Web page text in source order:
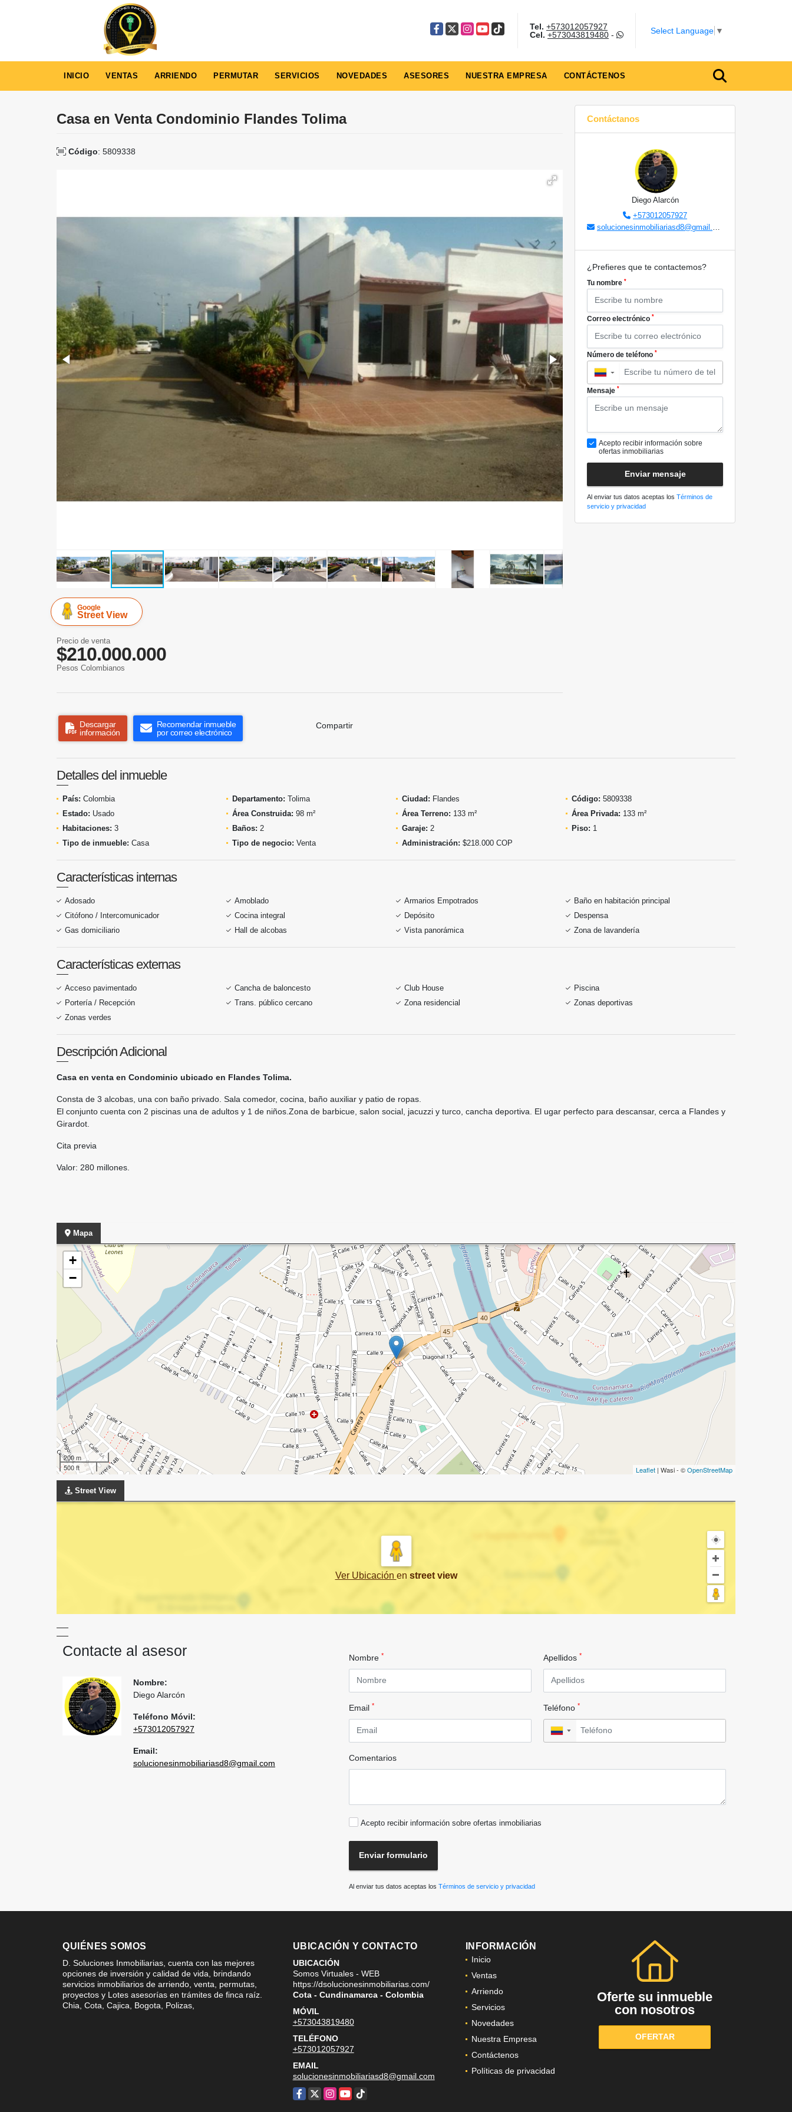
Facebook
X Instagram
YouTube
TikTok Tel. +573012057927
Cel. +573043819480- Select Language ▼
INICIO VENTAS ARRIENDO PERMUTAR SERVICIOS NOVEDADES ASESORES NUESTRA EMPRESA CONTÁCTENOS
Casa en Venta Condominio Flandes Tolima
Código: 5809338
Google
Street View
Precio de venta
$210.000.000
Pesos Colombianos
Descargar
información
Recomendar inmueble
por correo electrónico
Compartir
Contáctanos
Diego Alarcón
+573012057927
solucionesinmobiliariasd8@gmail.com
¿Prefieres que te contactemos?
Tu nombre *
Correo electrónico *
Número de teléfono *
▼
Mensaje *
Acepto recibir información sobre
ofertas inmobiliarias
Enviar mensaje
Al enviar tus datos aceptas los Términos de
servicio y privacidad
Detalles del inmueble
País: Colombia Departamento: Tolima Ciudad: Flandes Código: 5809338
Estado: Usado Área Construida: 98 m² Área Terreno: 133 m² Área Privada: 133 m²
Habitaciones: 3 Baños: 2 Garaje: 2 Piso: 1
Tipo de inmueble: Casa Tipo de negocio: Venta Administración: $218.000 COP
Características internas
Adosado Amoblado Armarios Empotrados
Baño en habitación principal
Citófono / Intercomunicador
Cocina integral Depósito
Despensa
Gas domiciliario
Hall de alcobas Vista panorámica Zona de lavandería
Características externas
Acceso pavimentado Cancha de baloncesto Club House
Piscina
Portería / Recepción
Trans. público cercano Zona residencial
Zonas deportivas
Zonas verdes
Descripción Adicional
Casa en venta en Condominio ubicado en Flandes Tolima.
Consta de 3 alcobas, una con baño privado. Sala comedor, cocina, baño auxiliar y patio de ropas.
El conjunto cuenta con 2 piscinas una de adultos y 1 de niños.Zona de barbicue, salon social, jacuzzi y turco, cancha deportiva. El ugar perfecto para descansar, cerca a Flandes y
Girardot.
Cita previa
Valor: 280 millones.
Mapa
+
−
200 m
500 ft
Leaflet | Wasi - ©OpenStreetMap
Street View
Ver Ubicación en street view
Contacte al asesor
Nombre:
Diego Alarcón
Teléfono Móvil:
+573012057927
Email:
solucionesinmobiliariasd8@gmail.com
Nombre * Apellidos *
Email * Teléfono *
▼
Comentarios
Acepto recibir información sobre ofertas inmobiliarias
Enviar formulario
Al enviar tus datos aceptas los Términos de servicio y privacidad
QUIÉNES SOMOS
D. Soluciones Inmobiliarias, cuenta con las mejores
opciones de inversión y calidad de vida, brindando
servicios inmobiliarios de arriendo, venta, permutas,
proyectos y Lotes asesorías en trámites de finca raíz.
Chia, Cota, Cajica, Bogota, Polizas,
UBICACIÓN Y CONTACTO
UBICACIÓN
Somos Virtuales - WEB
https://dsolucionesinmobiliarias.com/
Cota - Cundinamarca - Colombia
MÓVIL
+573043819480
TELÉFONO
+573012057927
EMAIL
solucionesinmobiliariasd8@gmail.com
Facebook
X Instagram
YouTube
TikTok
INFORMACIÓN
Inicio
Ventas
Arriendo
Servicios
Novedades
Nuestra Empresa
Contáctenos
Políticas de privacidad
Oferte su inmueble
con nosotros
OFERTAR